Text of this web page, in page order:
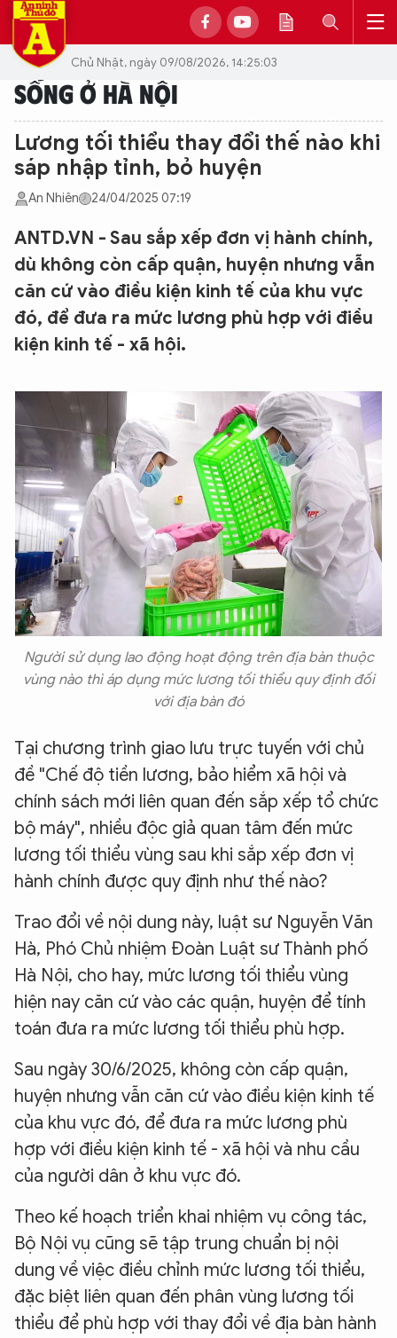
Chủ Nhật, ngày 09/08/2026, 14:25:03
SỐNG Ở HÀ NỘI
Lương tối thiểu thay đổi thế nào khi
sáp nhập tỉnh, bỏ huyện
An Nhiên 24/04/2025 07:19
ANTD.VN - Sau sắp xếp đơn vị hành chính,
dù không còn cấp quận, huyện nhưng vẫn
căn cứ vào điều kiện kinh tế của khu vực
đó, để đưa ra mức lương phù hợp với điều
kiện kinh tế - xã hội.
Người sử dụng lao động hoạt động trên địa bàn thuộc
vùng nào thì áp dụng mức lương tối thiểu quy định đối
với địa bàn đó
Tại chương trình giao lưu trực tuyến với chủ
đề "Chế độ tiền lương, bảo hiểm xã hội và
chính sách mới liên quan đến sắp xếp tổ chức
bộ máy", nhiều độc giả quan tâm đến mức
lương tối thiểu vùng sau khi sắp xếp đơn vị
hành chính được quy định như thế nào?
Trao đổi về nội dung này, luật sư Nguyễn Văn
Hà, Phó Chủ nhiệm Đoàn Luật sư Thành phố
Hà Nội, cho hay, mức lương tối thiểu vùng
hiện nay căn cứ vào các quận, huyện để tính
toán đưa ra mức lương tối thiểu phù hợp.
Sau ngày 30/6/2025, không còn cấp quận,
huyện nhưng vẫn căn cứ vào điều kiện kinh tế
của khu vực đó, để đưa ra mức lương phù
hợp với điều kiện kinh tế - xã hội và nhu cầu
của người dân ở khu vực đó.
Theo kế hoạch triển khai nhiệm vụ công tác,
Bộ Nội vụ cũng sẽ tập trung chuẩn bị nội
dung về việc điều chỉnh mức lương tối thiểu,
đặc biệt liên quan đến phân vùng lương tối
thiểu để phù hợp với thay đổi về địa bàn hành